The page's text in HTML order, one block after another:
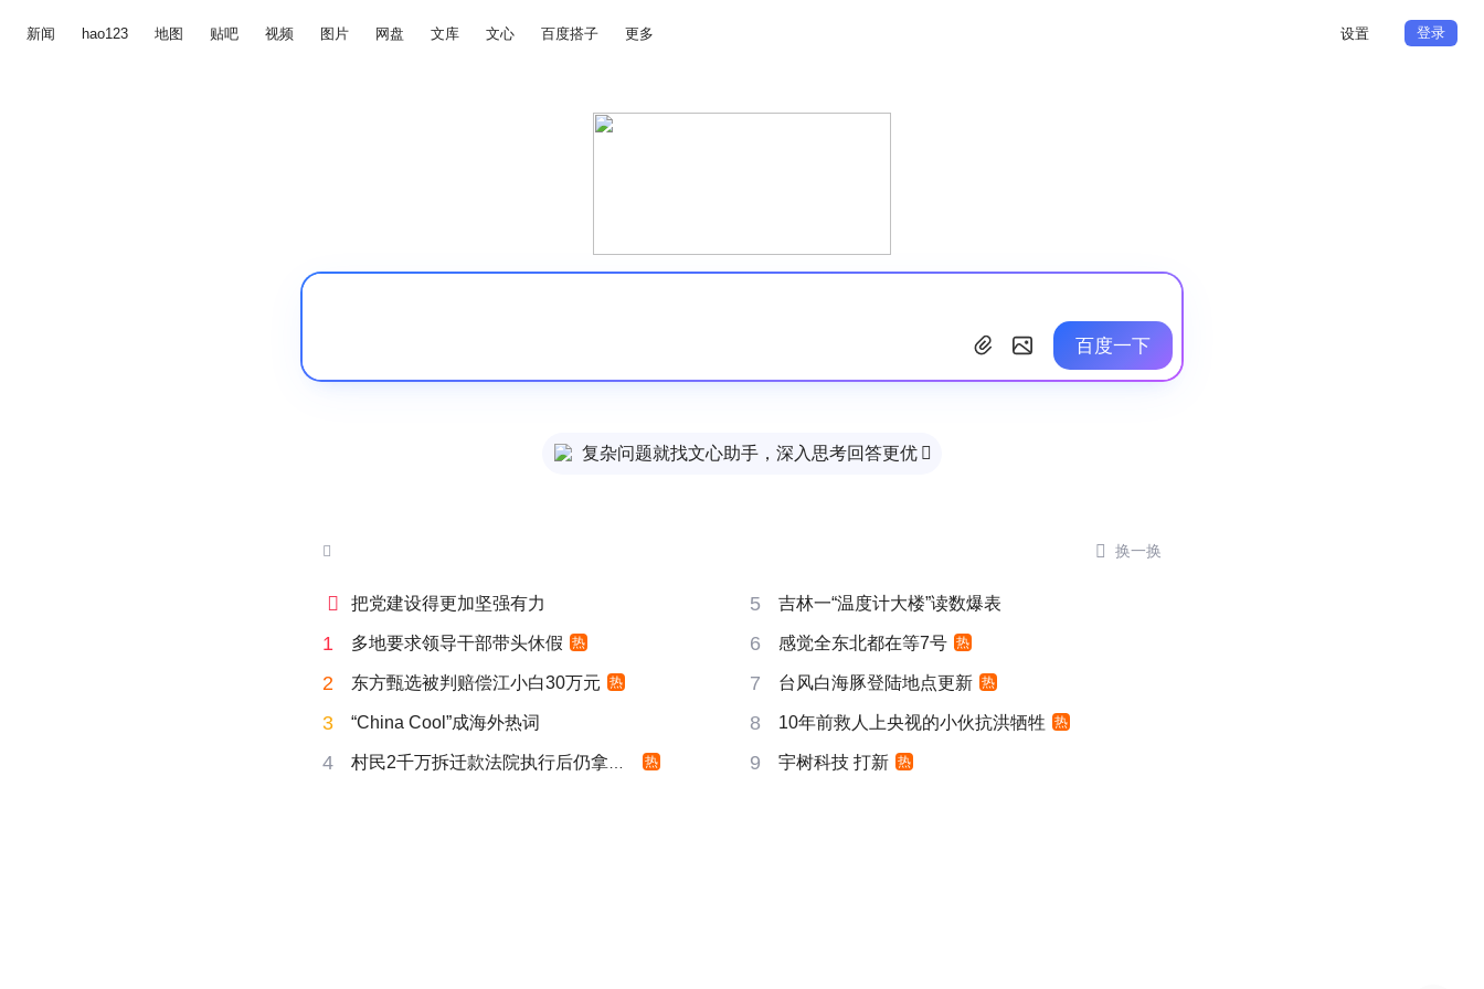
新闻 hao123 地图 贴吧 视频 图片 网盘 文库 文心 百度搭子 更多 设置 登录
百度一下
复杂问题就找文心助手，深入思考回答更优 
  换一换
 把党建设得更加坚强有力 5 吉林一“温度计大楼”读数爆表
1 多地要求领导干部带头休假 热 6 感觉全东北都在等7号 热
2 东方甄选被判赔偿江小白30万元 热 7 台风白海豚登陆地点更新 热
3 “China Cool”成海外热词 8 10年前救人上央视的小伙抗洪牺牲 热
4 村民2千万拆迁款法院执行后仍拿不到 热 9 宇树科技 打新 热